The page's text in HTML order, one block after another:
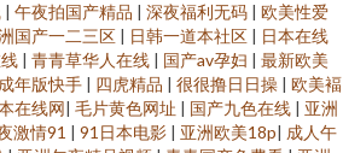
| 午夜拍国产精品 | 深夜福利无码 | 欧美性爱
国产一二三区 | 日韩一道本社区 | 日本在线
| 青青草华人在线 | 国产av孕妇 | 最新欧美
成年版快手 | 四虎精品 | 很很撸日日操 | 欧美褔
在线网| 毛片黄色网址 | 国产九色在线 | 亚洲
激情91 | 91日本电影 | 亚洲欧美18p| 成人午